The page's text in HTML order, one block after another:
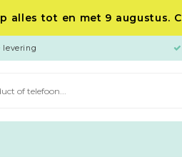
alles tot en met 9 augustus.
levering